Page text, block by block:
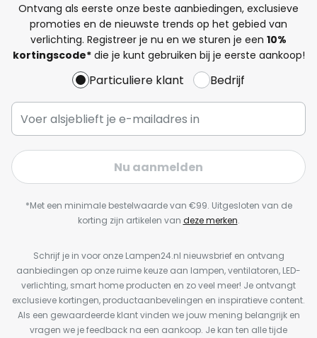
Ontvang als eerste onze beste aanbiedingen, exclusieve
promoties en de nieuwste trends op het gebied van
verlichting. Registreer je nu en we sturen je een 10%
kortingscode*die je kunt gebruiken bij je eerste aankoop!
Particuliere klant Bedrijf
Nu aanmelden
*Met een minimale bestelwaarde van €99. Uitgesloten van de
korting zijn artikelen van deze merken.
Schrijf je in voor onze Lampen24.nl nieuwsbrief en ontvang
aanbiedingen op onze ruime keuze aan lampen, ventilatoren, LED-
verlichting, smart home producten en zo veel meer! Je ontvangt
exclusieve kortingen, productaanbevelingen en inspiratieve content.
Als een gewaardeerde klant vinden we jouw mening belangrijk en
vragen we je feedback na een aankoop. Je kan ten alle tijde